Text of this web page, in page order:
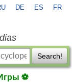
DE ES FR
Search!
⚽